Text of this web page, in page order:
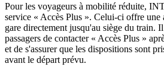
Pour les voyageurs à mobilité réduite,
service « Accès Plus ». Celui-ci offre une
gare directement jusqu'au siège du train.
passagers de contacter « Accès Plus »
et de s'assurer que les dispositions sont
avant le départ prévu.